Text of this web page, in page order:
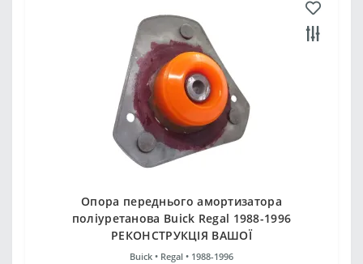
Опора переднього амортизатора
поліуретанова Buick Regal 1988-1996
РЕКОНСТРУКЦІЯ ВАШОЇ
Buick • Regal • 1988-1996